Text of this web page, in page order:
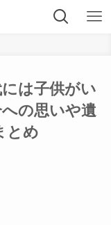
には子供がい
の思いや遺
とめ